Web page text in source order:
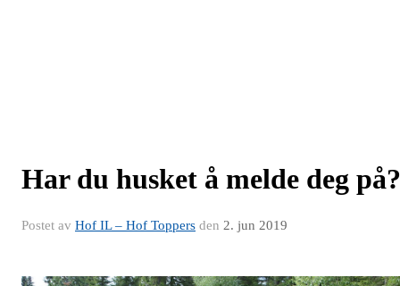
Har du husket å melde deg på?
Postet av Hof IL – Hof Toppers den 2. jun 2019